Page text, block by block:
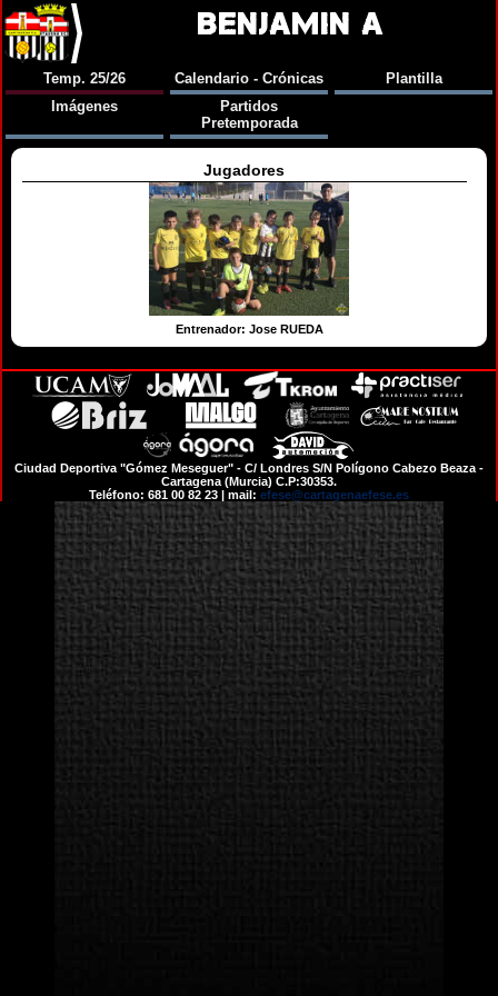
BENJAMIN A
Temp. 25/26 Calendario - Crónicas
Plantilla
Imágenes
Partidos
Pretemporada
Jugadores
Entrenador: Jose RUEDA
Ciudad Deportiva "Gómez Meseguer" - C/ Londres S/N Polígono Cabezo Beaza -
Cartagena (Murcia) C.P:30353.
Teléfono: 681 00 82 23 | mail: efese@cartagenaefese.es